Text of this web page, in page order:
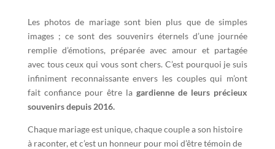
Les photos de mariage sont bien plus que de simples
images ; ce sont des souvenirs éternels d’une journée
remplie d’émotions, préparée avec amour et partagée
avec tous ceux qui vous sont chers. C’est pourquoi je suis
infiniment reconnaissante envers les couples qui m’ont
fait confiance pour être lagardienne de leurs précieux
souvenirs depuis 2016.
Chaque mariage est unique, chaque couple a son histoire
à raconter, et c’est un honneur pour moi d’être témoin de